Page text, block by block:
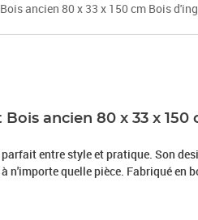
ancien 80 x 33 x 150 cm Bois
ancien 80 x 33 x 150
entre style et pratique. Son
n'importe quelle pièce. Fabriqué en
texturé font qu'il se distingue